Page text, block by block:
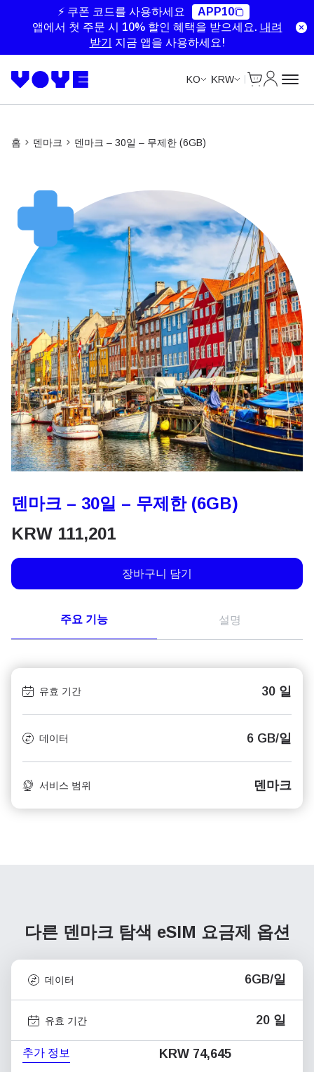
⚡ 쿠폰 코드를 사용하세요
APP10
앱에서 첫 주문 시 10% 할인 혜택을 받으세요. 내려
받기
지금 앱을 사용하세요!
KO KRW
홈 덴마크 덴마크 – 30일 – 무제한 (6GB)
덴마크 – 30일 – 무제한 (6GB)
KRW 111,201
장바구니 담기
주요 기능 설명
유효 기간 30 일
데이터 6 GB/일
서비스 범위 덴마크
다른 덴마크 탐색 eSIM 요금제 옵션
Unlimited Data
데이터 6GB/일
유효 기간 20 일
추가 정보 KRW 74,645
Unlimited Data
Unlimited Data
Unlimited Data